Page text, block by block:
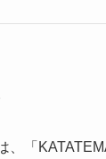
、「